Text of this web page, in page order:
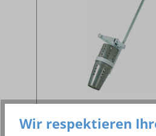
Bully-Brenner
Wir respektieren